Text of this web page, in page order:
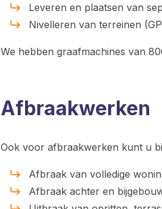
Leveren en plaatsen van
Nivelleren van terreinen
We hebben graafmachines van
Afbraakwerken
Ook voor afbraakwerken kunt u
Afbraak van volledige
Afbraak achter en